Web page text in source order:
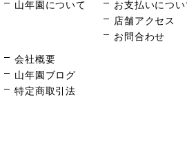
山年園について
お支払いについ
店舗アクセス
お問合わせ
会社概要
山年園ブログ
特定商取引法